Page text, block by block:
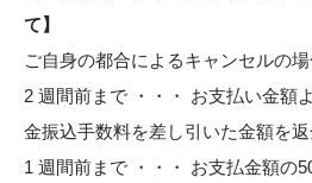
て】
ご自身の都合によるキャンセルの場
2 週間前まで ・・・ お支払い金額
金振込手数料を差し引いた金額を返
1 週間前まで ・・・ お支払金額の